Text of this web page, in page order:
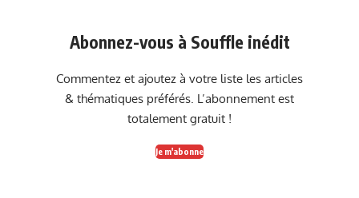
Abonnez-vous à Souffle inédit
Commentez et ajoutez à votre liste les articles
& thématiques préférés. L’abonnement est
totalement gratuit !
Je m'abonne